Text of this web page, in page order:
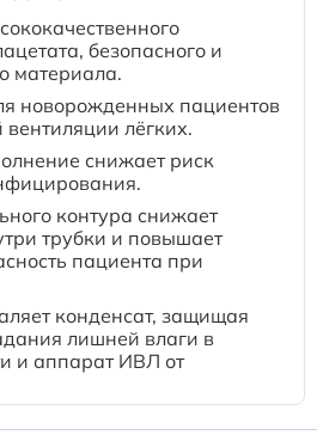
безопасного и
материала.
новорожденных пациентов
лёгких.
снижает риск
контура снижает
трубки и повышает
пациента при
конденсат, защищая
лишней влаги в
и аппарат ИВЛ от